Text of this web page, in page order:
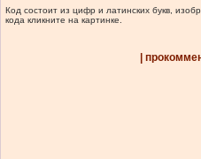
Код состоит из цифр и латинских букв,
кода кликните на картинке.
|